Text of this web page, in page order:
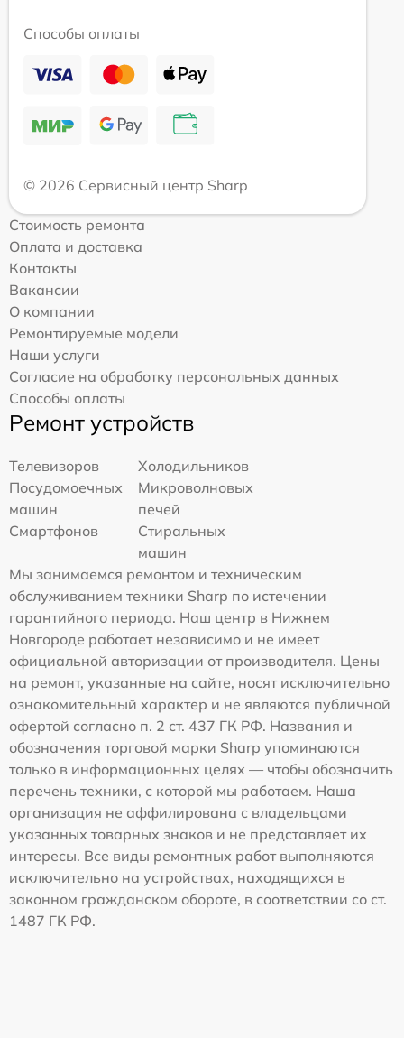
Способы оплаты
© 2026 Сервисный центр Sharp
Стоимость ремонта
Оплата и доставка
Контакты
Вакансии
О компании
Ремонтируемые модели
Наши услуги
Согласие на обработку персональных данных
Способы оплаты
Ремонт устройств
Телевизоров
Холодильников
Посудомоечных
машин
Микроволновых
печей
Смартфонов
Стиральных
машин
Мы занимаемся ремонтом и техническим
обслуживанием техники Sharp по истечении
гарантийного периода. Наш центр в Нижнем
Новгороде работает независимо и не имеет
официальной авторизации от производителя. Цены
на ремонт, указанные на сайте, носят исключительно
ознакомительный характер и не являются публичной
офертой согласно п. 2 ст. 437 ГК РФ. Названия и
обозначения торговой марки Sharp упоминаются
только в информационных целях — чтобы обозначить
перечень техники, с которой мы работаем. Наша
организация не аффилирована с владельцами
указанных товарных знаков и не представляет их
интересы. Все виды ремонтных работ выполняются
исключительно на устройствах, находящихся в
законном гражданском обороте, в соответствии со ст.
1487 ГК РФ.